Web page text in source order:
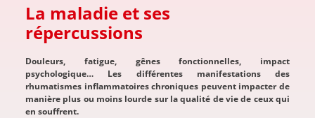
La maladie et ses
répercussions
Douleurs, fatigue, gênes fonctionnelles, impact
psychologique… Les différentes manifestations des
rhumatismes inflammatoires chroniques peuvent impacter de
manière plus ou moins lourde sur la qualité de vie de ceux qui
en souffrent.